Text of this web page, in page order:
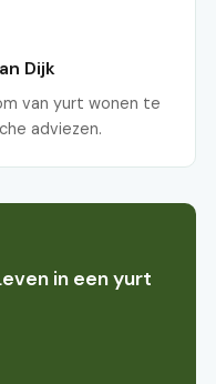
Dijk
van yurt wonen te
adviezen.
in een yurt